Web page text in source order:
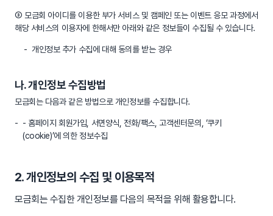
③ 모금회 아이디를 이용한 부가 서비스 및 캠페인 또는 이벤트 응모 과정에서
해당 서비스의 이용자에 한해서만 아래와 같은 정보들이 수집될 수 있습니다.
개인정보 추가 수집에 대해 동의를 받는 경우
나. 개인정보 수집방법
모금회는 다음과 같은 방법으로 개인정보를 수집합니다.
- 홈페이지 회원가입, 서면양식, 전화/팩스, 고객센터문의, ‘쿠키
(cookie)’에 의한 정보수집
2. 개인정보의 수집 및 이용목적
모금회는 수집한 개인정보를 다음의 목적을 위해 활용합니다.